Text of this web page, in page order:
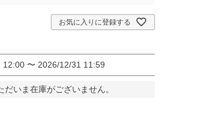
お気に入りに登録する
12:00 〜 2026/12/31 11:59
いま在庫がございません。